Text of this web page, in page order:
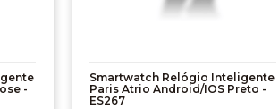
-
Smartwatch Relógio Inteligente
Paris Atrio Android/IOS Preto -
ES267